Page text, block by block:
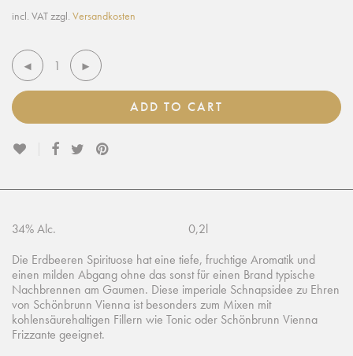
incl. VATzzgl. Versandkosten
ADD TO CART
34% Alc.
0,2l
Die Erdbeeren Spirituose hat eine tiefe, fruchtige Aromatik und
einen milden Abgang ohne das sonst für einen Brand typische
Nachbrennen am Gaumen. Diese imperiale Schnapsidee zu Ehren
von Schönbrunn Vienna ist besonders zum Mixen mit
kohlensäurehaltigen Fillern wie Tonic oder Schönbrunn Vienna
Frizzante geeignet.